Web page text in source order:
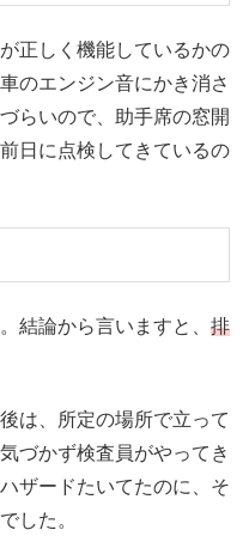
正しく機能しているかの
のエンジン音にかき消さ
らいので、助手席の窓開
日に点検してきているの
結論から言いますと、 排
は、所定の場所で立って
づかず検査員がやってき
ザードたいてたのに、そ
した。